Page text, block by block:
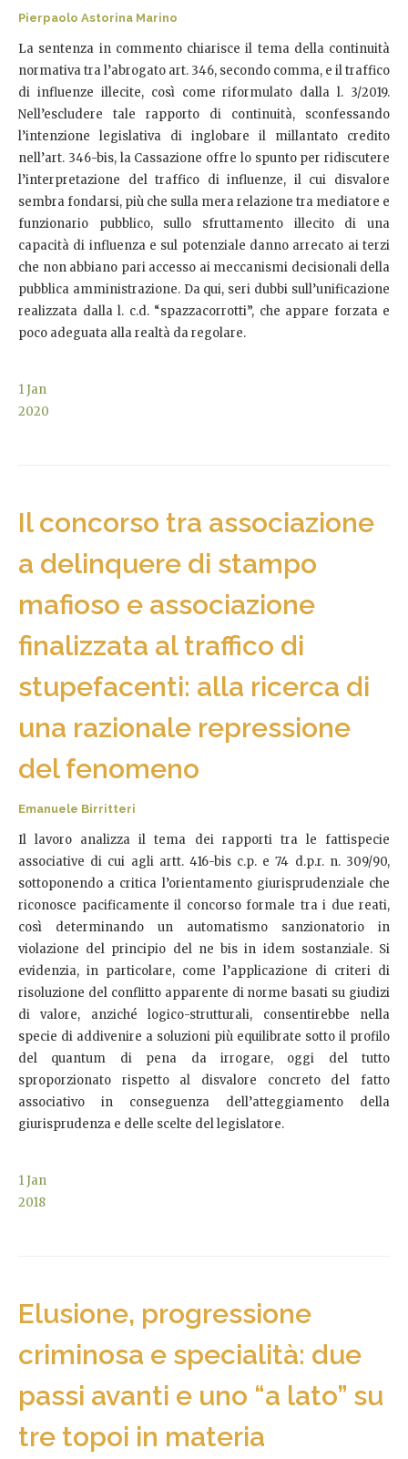
Pierpaolo Astorina Marino
La sentenza in commento chiarisce il tema della continuità
normativa tra l’abrogato art. 346, secondo comma, e il traffico
di influenze illecite, così come riformulato dalla l. 3/2019.
Nell’escludere tale rapporto di continuità, sconfessando
l’intenzione legislativa di inglobare il millantato credito
nell’art. 346-bis, la Cassazione offre lo spunto per ridiscutere
l’interpretazione del traffico di influenze, il cui disvalore
sembra fondarsi, più che sulla mera relazione tra mediatore e
funzionario pubblico, sullo sfruttamento illecito di una
capacità di influenza e sul potenziale danno arrecato ai terzi
che non abbiano pari accesso ai meccanismi decisionali della
pubblica amministrazione. Da qui, seri dubbi sull’unificazione
realizzata dalla l. c.d. “spazzacorrotti”, che appare forzata e
poco adeguata alla realtà da regolare.
1Jan
2020
Il concorso tra associazione
a delinquere di stampo
mafioso e associazione
finalizzata al traffico di
stupefacenti: alla ricerca di
una razionale repressione
del fenomeno
Emanuele Birritteri
Il lavoro analizza il tema dei rapporti tra le fattispecie
associative di cui agli artt. 416-bis c.p. e 74 d.p.r. n. 309/90,
sottoponendo a critica l’orientamento giurisprudenziale che
riconosce pacificamente il concorso formale tra i due reati,
così determinando un automatismo sanzionatorio in
violazione del principio del ne bis in idem sostanziale. Si
evidenzia, in particolare, come l’applicazione di criteri di
risoluzione del conflitto apparente di norme basati su giudizi
di valore, anziché logico-strutturali, consentirebbe nella
specie di addivenire a soluzioni più equilibrate sotto il profilo
del quantum di pena da irrogare, oggi del tutto
sproporzionato rispetto al disvalore concreto del fatto
associativo in conseguenza dell’atteggiamento della
giurisprudenza e delle scelte del legislatore.
1Jan
2018
Elusione, progressione
criminosa e specialità: due
passi avanti e uno “a lato” su
tre topoi in materia